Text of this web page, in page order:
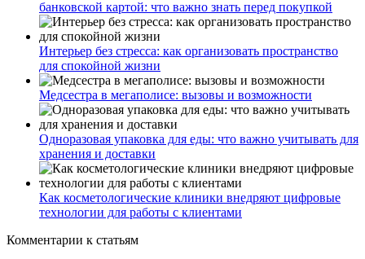
банковской картой: что важно знать перед покупкой
Интерьер без стресса: как организовать пространство
для спокойной жизни
Медсестра в мегаполисе: вызовы и возможности
Одноразовая упаковка для еды: что важно учитывать для
хранения и доставки
Как косметологические клиники внедряют цифровые
технологии для работы с клиентами
Комментарии к статьям